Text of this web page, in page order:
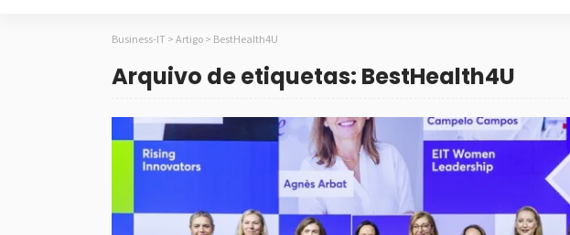
Business-IT > Artigo > BestHealth4U
Arquivo de etiquetas: BestHealth4U